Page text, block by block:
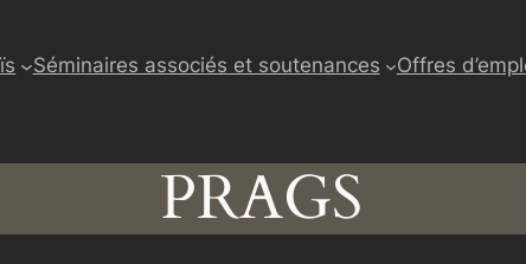
Séminaires associés et soutenances Offres
PRAGS